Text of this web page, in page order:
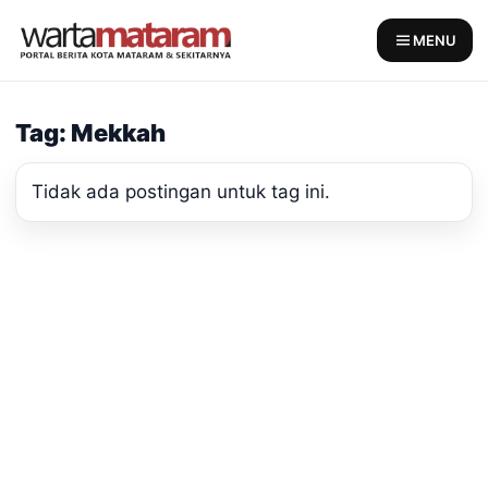
MENU
Tag: Mekkah
Tidak ada postingan untuk tag ini.